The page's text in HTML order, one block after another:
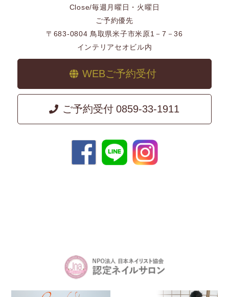
Close/毎週月曜日・火曜日
ご予約優先
〒683-0804 鳥取県米子市米原1－7－36
インテリアセオビル内
WEBご予約受付
ご予約受付 0859-33-1911